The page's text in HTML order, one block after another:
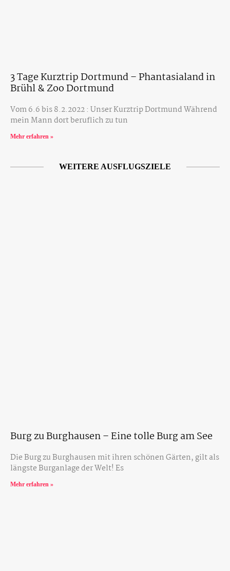
3 Tage Kurztrip Dortmund – Phantasialand in
Brühl & Zoo Dortmund
Vom 6.6 bis 8.2.2022 : Unser Kurztrip Dortmund Während
mein Mann dort beruflich zu tun
Mehr erfahren »
WEITERE AUSFLUGSZIELE
Burg zu Burghausen – Eine tolle Burg am See
Die Burg zu Burghausen mit ihren schönen Gärten, gilt als
längste Burganlage der Welt! Es
Mehr erfahren »